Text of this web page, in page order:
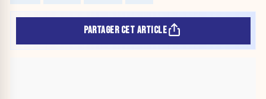
PARTAGER CET ARTICLE